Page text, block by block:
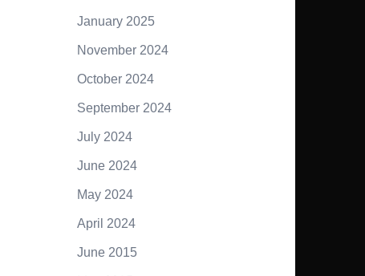
January 2025
November 2024
October 2024
September 2024
July 2024
June 2024
May 2024
April 2024
June 2015